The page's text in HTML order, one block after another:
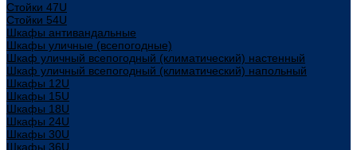
Стойки 47U
Стойки 54U
Шкафы антивандальные
Шкафы уличные (всепогодные)
Шкаф уличный всепогодный (климатический) настенный
Шкаф уличный всепогодный (климатический) напольный
Шкафы 12U
Шкафы 15U
Шкафы 18U
Шкафы 24U
Шкафы 30U
Шкафы 36U